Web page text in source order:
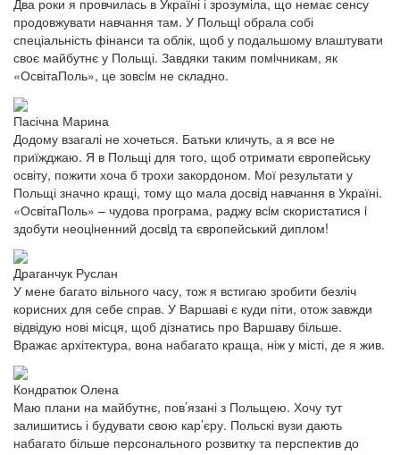
Два роки я провчилась в Україні і зрозуміла, що немає сенсу
продовжувати навчання там. У Польщi обрала собі
спеціальність фінанси та облік, щоб у подальшому влаштувати
своє майбутнє у Польщі. Завдяки таким помiчникам, як
«ОсвітаПоль», це зовсiм не складно.
Пасічна Марина
Додому взагалі не хочеться. Батьки кличуть, а я все не
приїжджаю. Я в Польщі для того, щоб отримати європейську
освіту, пожити хоча б трохи закордоном. Мої результати у
Польщі значно кращі, тому що мала досвід навчання в Україні.
«ОсвітаПоль» – чудова програма, раджу всiм скористатися i
здобути неоцiненний досвiд та європейський диплом!
Драганчук Руслан
У мене багато вільного часу, тож я встигаю зробити безліч
корисних для себе справ. У Варшаві є куди піти, отож завжди
відвідую нові місця, щоб дізнатись про Варшаву більше.
Вражає архітектура, вона набагато краща, ніж у місті, де я жив.
Кондратюк Олена
Маю плани на майбутнє, пов’язані з Польщею. Хочу тут
залишитись і будувати свою кар’єру. Польскі вузи дають
набагато більше персонального розвитку та перспектив до